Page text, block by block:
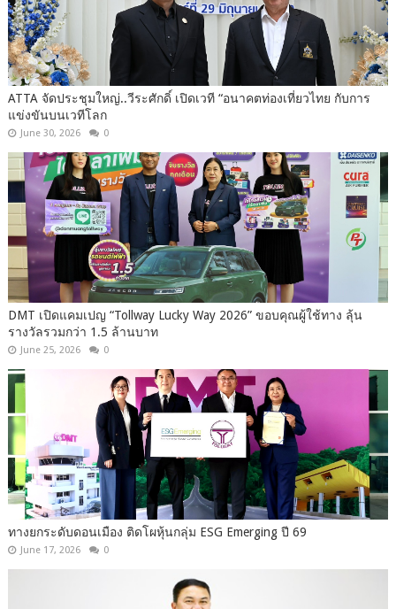
ATTA จัดประชุมใหญ่..วีระศักดิ์ เปิดเวที “อนาคตท่องเที่ยวไทย กับการ
แข่งขันบนเวทีโลก
June 30, 2026 0
DMT เปิดแคมเปญ “Tollway Lucky Way 2026” ขอบคุณผู้ใช้ทาง ลุ้น
รางวัลรวมกว่า 1.5 ล้านบาท
June 25, 2026 0
ทางยกระดับดอนเมือง ติดโผหุ้นกลุ่ม ESG Emerging ปี 69
June 17, 2026 0